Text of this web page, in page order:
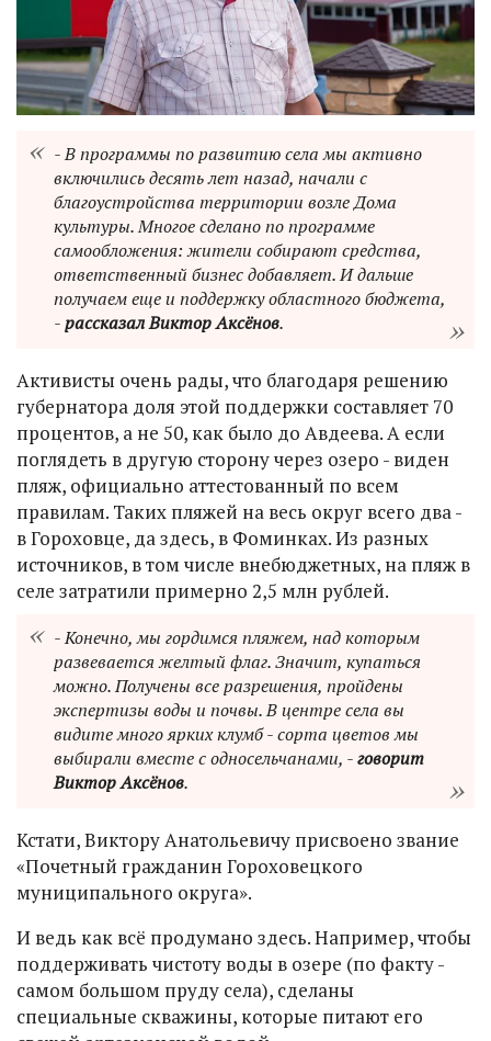
- В программы по развитию села мы активно
включились десять лет назад, начали с
благоустройства территории возле Дома
культуры. Многое сделано по программе
самообложения: жители собирают средства,
ответственный бизнес добавляет. И дальше
получаем еще и поддержку областного бюджета,
-рассказал Виктор Аксёнов.
Активисты очень рады, что благодаря решению
губернатора доля этой поддержки составляет 70
процентов, а не 50, как было до Авдеева. А если
поглядеть в другую сторону через озеро - виден
пляж, официально аттестованный по всем
правилам. Таких пляжей на весь округ всего два -
в Гороховце, да здесь, в Фоминках. Из разных
источников, в том числе внебюджетных, на пляж в
селе затратили примерно 2,5 млн рублей.
- Конечно, мы гордимся пляжем, над которым
развевается желтый флаг. Значит, купаться
можно. Получены все разрешения, пройдены
экспертизы воды и почвы. В центре села вы
видите много ярких клумб - сорта цветов мы
выбирали вместе с односельчанами, -говорит
Виктор Аксёнов.
Кстати, Виктору Анатольевичу присвоено звание
«Почетный гражданин Гороховецкого
муниципального округа».
И ведь как всё продумано здесь. Например, чтобы
поддерживать чистоту воды в озере (по факту -
самом большом пруду села), сделаны
специальные скважины, которые питают его